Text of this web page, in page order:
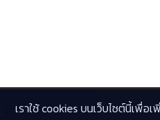
เราใช้ cookies บนเว็บไซต์นี้เ